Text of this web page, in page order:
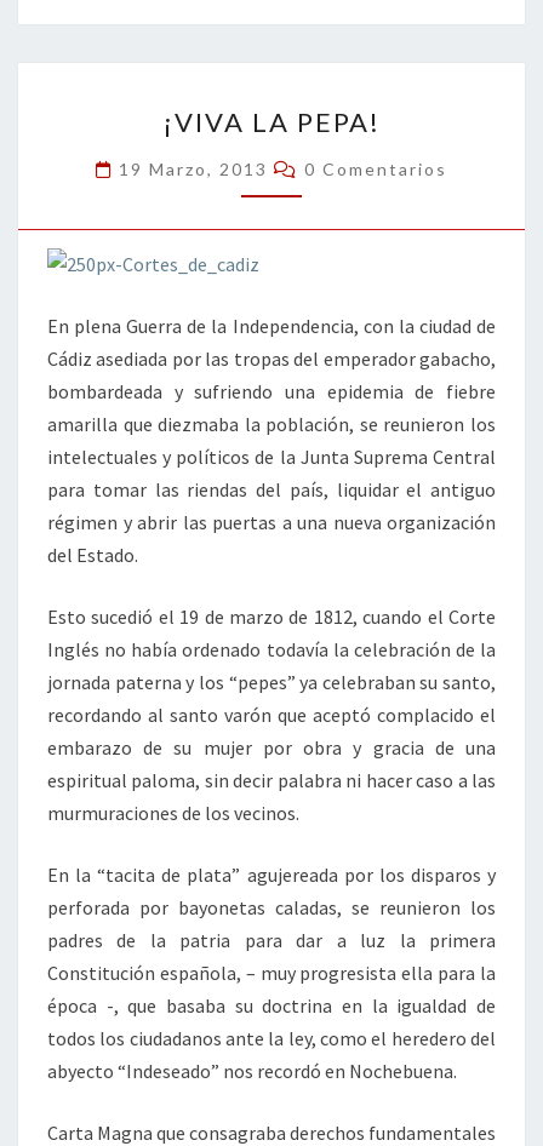
o
o
er dI
n
l
p
ar
tir
LA
PEPA!
¡VIVA LA PEPA!
19 Marzo, 2013 Comentarios
0 Comentarios
En plena Guerra de la Independencia, con la ciudad de
Cádiz asediada por las tropas del emperador gabacho,
bombardeada y sufriendo una epidemia de fiebre
amarilla que diezmaba la población, se reunieron los
intelectuales y políticos de la Junta Suprema Central
para tomar las riendas del país, liquidar el antiguo
régimen y abrir las puertas a una nueva organización
del Estado.
Esto sucedió el 19 de marzo de 1812, cuando el Corte
Inglés no había ordenado todavía la celebración de la
jornada paterna y los “pepes” ya celebraban su santo,
recordando al santo varón que aceptó complacido el
embarazo de su mujer por obra y gracia de una
espiritual paloma, sin decir palabra ni hacer caso a las
murmuraciones de los vecinos.
En la “tacita de plata” agujereada por los disparos y
perforada por bayonetas caladas, se reunieron los
padres de la patria para dar a luz la primera
Constitución española, – muy progresista ella para la
época -, que basaba su doctrina en la igualdad de
todos los ciudadanos ante la ley, como el heredero del
abyecto “Indeseado” nos recordó en Nochebuena.
Carta Magna que consagraba derechos fundamentales